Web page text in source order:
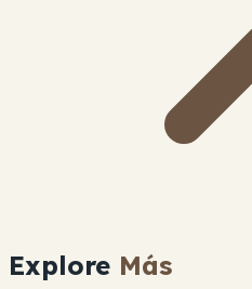
Explore Más